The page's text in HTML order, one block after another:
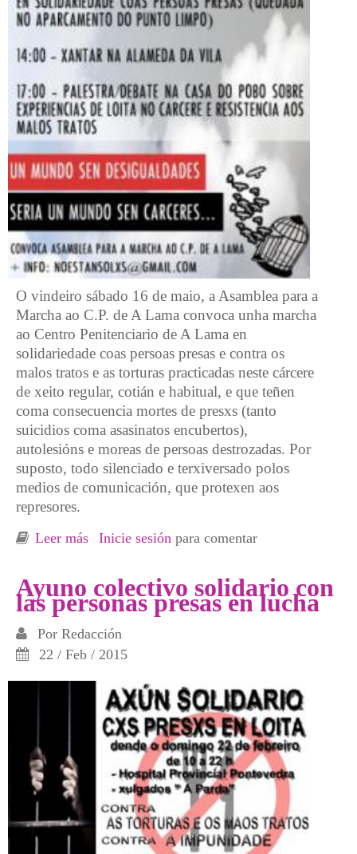
O vindeiro sábado 16 de maio, a Asamblea para a
Marcha ao C.P. de A Lama convoca unha marcha
ao Centro Penitenciario de A Lama en
solidariedade coas persoas presas e contra os
malos tratos e as torturas practicadas neste cárcere
de xeito regular, cotián e habitual, e que teñen
coma consecuencia mortes de presxs (tanto
suicidios coma asasinatos encubertos),
autolesións e moreas de persoas destrozadas. Por
suposto, todo silenciado e terxiversado polos
medios de comunicación, que protexen aos
represores.
Leer más sobre Marcha ao CP A Lama- sábado 16 maio
Inicie sesión para comentar
Ayuno colectivo solidario con
las personas presas en lucha
Por Redacción
22 / Feb / 2015